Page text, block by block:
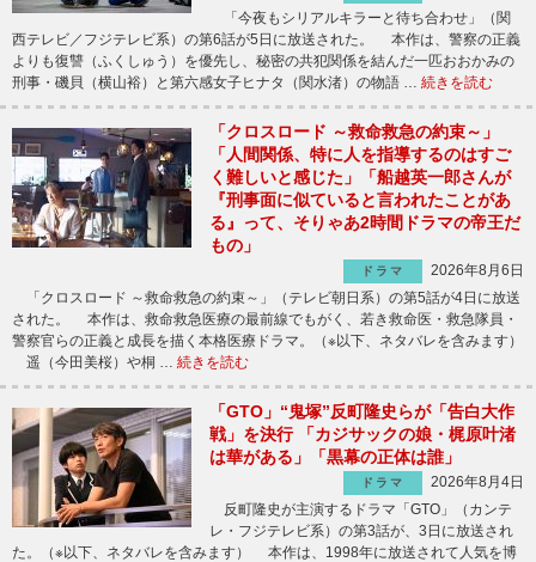
「今夜もシリアルキラーと待ち合わせ」（関
西テレビ／フジテレビ系）の第6話が5日に放送された。 本作は、警察の正義
よりも復讐（ふくしゅう）を優先し、秘密の共犯関係を結んだ一匹おおかみの
刑事・磯貝（横山裕）と第六感女子ヒナタ（関水渚）の物語 … 続きを読む
「クロスロード ～救命救急の約束～」
「人間関係、特に人を指導するのはすご
く難しいと感じた」「船越英一郎さんが
『刑事面に似ていると言われたことがあ
る』って、そりゃあ2時間ドラマの帝王だ
もの」
ドラマ
2026年8月6日
「クロスロード ～救命救急の約束～」（テレビ朝日系）の第5話が4日に放送
された。 本作は、救命救急医療の最前線でもがく、若き救命医・救急隊員・
警察官らの正義と成長を描く本格医療ドラマ。（※以下、ネタバレを含みます）
遥（今田美桜）や桐 … 続きを読む
「GTO」“鬼塚”反町隆史らが「告白大作
戦」を決行 「カジサックの娘・梶原叶渚
は華がある」「黒幕の正体は誰」
ドラマ
2026年8月4日
反町隆史が主演するドラマ「GTO」（カンテ
レ・フジテレビ系）の第3話が、3日に放送され
た。（※以下、ネタバレを含みます） 本作は、1998年に放送されて人気を博